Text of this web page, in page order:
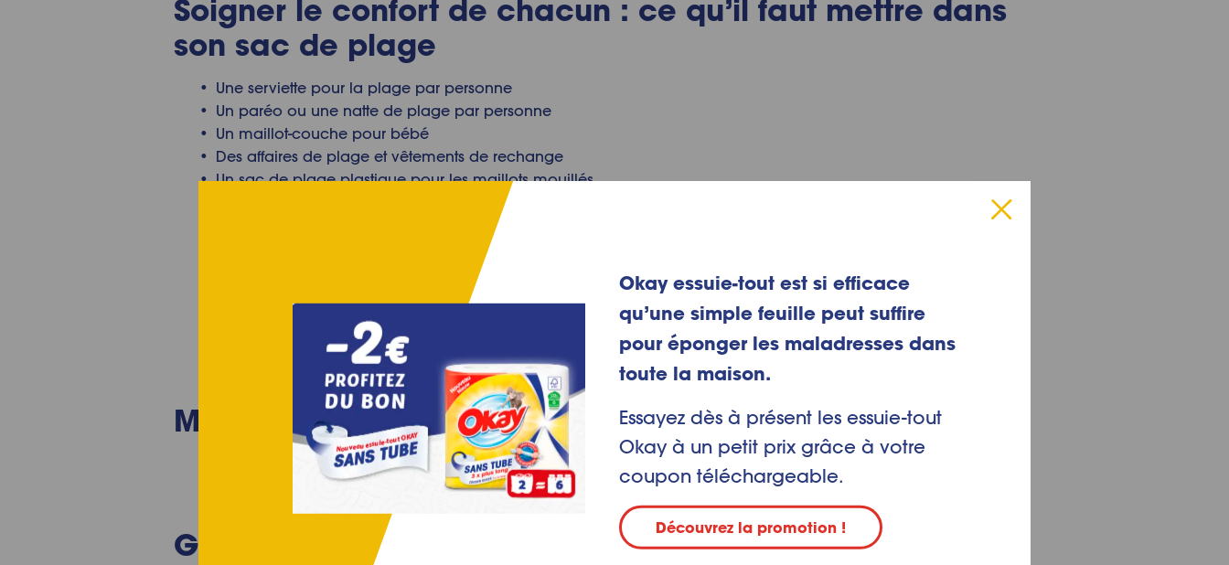
Soigner le confort de chacun : ce qu’il faut mettre dans
son sac de plage
Une serviette pour la plage par personne
Un paréo ou une natte de plage par personne
Un maillot-couche pour bébé
Des affaires de plage et vêtements de rechange
Un sac de plage plastique pour les maillots mouillés
Un sac plastique qui servira de poubelle
Des chaussures de plage (tongs ou sandales en plastique)
Une mini-trousse avec des lingettes nettoyantes et des pansements
Des élastiques ou des pinces pour dompter les cheveux longs
Une huile nourrissante pour les cheveux
Un repose-tête gonflable
Un cendrier portatif
Matériel de plage pour nager
Brassards et bouées
Palmes, masques et tubas
Goûter : check-list pour la plage
Okay essuie-tout est si efficace
qu’une simple feuille peut suffire
pour éponger les maladresses dans
toute la maison.
Essayez dès à présent les essuie-tout
Okay à un petit prix grâce à votre
coupon téléchargeable.
Découvrez la promotion !